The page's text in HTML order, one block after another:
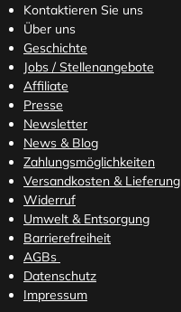
Kontaktieren Sie uns
Über uns
Geschichte
Jobs / Stellenangebote
Affiliate
Presse
Newsletter
News & Blog
Zahlungsmöglichkeiten
Versandkosten & Lieferung
Widerruf
Umwelt & Entsorgung
Barrierefreiheit
AGBs
Datenschutz
Impressum